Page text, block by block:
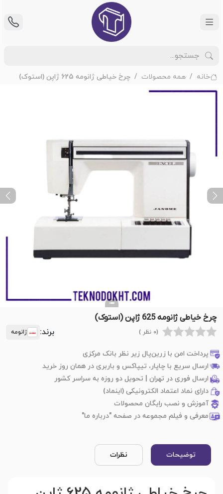
خانه همه محصولات چرخ خیاطی ژانومه 625 ژاپن (استوک)
Previous
چرخ خیاطی ژانومه 625 ژاپن (استوک)
(0 نظر ) برند: ژانومه
پرداخت امن با زرین‌پال زیر نظر بانک مرکزی
ارسال سریع با چاپار، تیپاکس و باربری در همان روز خرید
ارسال فوری در تهران | تحویل دو روزه به سراسر کشور
دارای نماد اعتماد الکترونیکی (اینماد)
آموزش و نصب رایگان محصولات
معرفی و فیلم مجموعه در صفحه "درباره ما"
توضیحات نظرات